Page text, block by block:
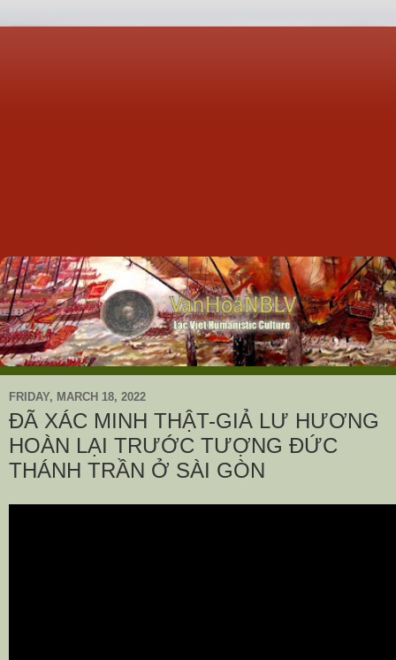
FRIDAY, MARCH 18, 2022
ĐÃ XÁC MINH THẬT-GIẢ LƯ HƯƠNG
HOÀN LẠI TRƯỚC TƯỢNG ĐỨC
THÁNH TRẦN Ở SÀI GÒN